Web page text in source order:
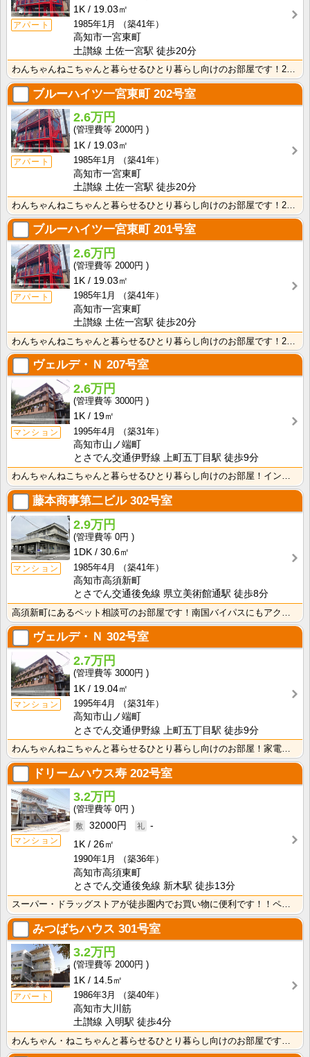
アパート
1K
19.03㎡
1985年1月
（築41年）
高知市一宮東町
土讃線 土佐一宮駅 徒歩20分
ブルーハイツ一宮東町202号室
アパート
2.6万円
2000円
1K
19.03㎡
1985年1月
（築41年）
高知市一宮東町
土讃線 土佐一宮駅 徒歩20分
ブルーハイツ一宮東町201号室
アパート
2.6万円
2000円
1K
19.03㎡
1985年1月
（築41年）
高知市一宮東町
土讃線 土佐一宮駅 徒歩20分
ヴェルデ・Ｎ 207号室
マンション
2.6万円
3000円
1K
19㎡
1995年4月
（築31年）
高知市山ノ端町
とさでん交通伊野線 上町五丁目駅 徒歩9分
わんちゃんねこちゃんと暮らせるひとり暮らし向けのお部屋！インターネット月額接続使用無料なので、月々の･･･
藤本商事第二ビル302号室
マンション
2.9万円
0円
1DK
30.6㎡
1985年4月
（築41年）
高知市高須新町
とさでん交通後免線 県立美術館通駅 徒歩8分
ヴェルデ・Ｎ 302号室
マンション
2.7万円
3000円
1K
19.04㎡
1995年4月
（築31年）
高知市山ノ端町
とさでん交通伊野線 上町五丁目駅 徒歩9分
ドリームハウス寿 202号室
マンション
3.2万円
0円
32000円
-
1K
26㎡
1990年1月
（築36年）
高知市高須東町
とさでん交通後免線 新木駅 徒歩13分
みつばちハウス 301号室
アパート
3.2万円
2000円
1K
14.5㎡
1986年3月
（築40年）
高知市大川筋
土讃線 入明駅 徒歩4分